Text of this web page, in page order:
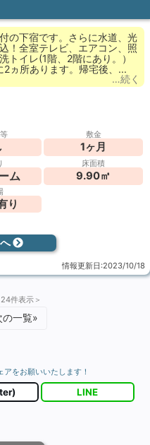
の下宿です。さらに水道、光
！全室テレビ、エアコン、照
トイレ(1階、2階にあり。）
2ヵ所あります。帰宅後、...
…続く
敷金
1ヶ月
ム
床面積
9.90㎡
り
情報更新日:2023/10/18
件表示＞
の一覧»
をお願いいたします！
LINE